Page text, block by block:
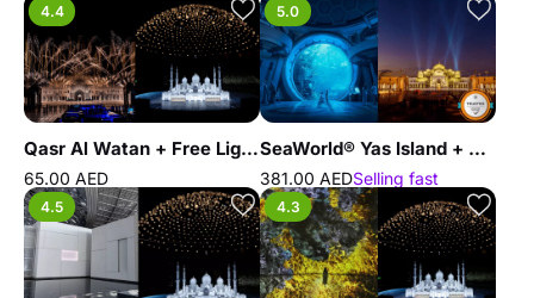
4.4
Qasr Al Watan + Free Light and Peace museum
65.00 AED
5.0
SeaWorld® Yas Island + Qasr Al Watan - Combo
381.00 AEDSelling fast
4.5 4.3